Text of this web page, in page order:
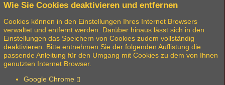
Wie Sie Cookies deaktivieren und entfernen
Cookies können in den Einstellungen Ihres Internet Browsers
verwaltet und entfernt werden. Darüber hinaus lässt sich in den
Einstellungen das Speichern von Cookies zudem vollständig
deaktivieren. Bitte entnehmen Sie der folgenden Auflistung die
passende Anleitung für den Umgang mit Cookies zu dem von Ihnen
genutzten Internet Browser.
Google Chrome